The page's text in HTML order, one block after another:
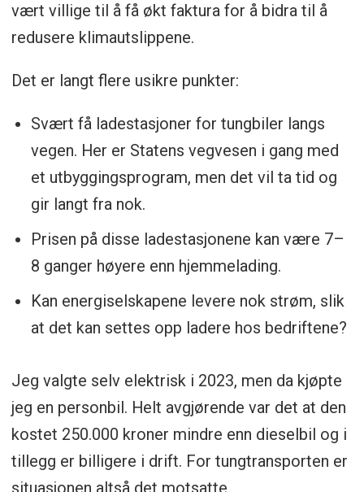
vært villige til å få økt faktura for å bidra til å
redusere klimautslippene.
Det er langt flere usikre punkter:
Svært få ladestasjoner for tungbiler langs
vegen. Her er Statens vegvesen i gang med
et utbyggingsprogram, men det vil ta tid og
gir langt fra nok.
Prisen på disse ladestasjonene kan være 7–
8 ganger høyere enn hjemmelading.
Kan energiselskapene levere nok strøm, slik
at det kan settes opp ladere hos bedriftene?
Jeg valgte selv elektrisk i 2023, men da kjøpte
jeg en personbil. Helt avgjørende var det at den
kostet 250.000 kroner mindre enn dieselbil og i
tillegg er billigere i drift. For tungtransporten er
situasjonen altså det motsatte.